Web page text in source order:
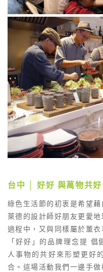
台中 │ 好好 與萬物共好
綠色生活節的初衷是希望
萊德的設計師好朋友更愛
過程中，又與同樣屬於薰
「好好」的品牌理念提
人事物的共好來形塑更好
合。這場活動我們一邊手